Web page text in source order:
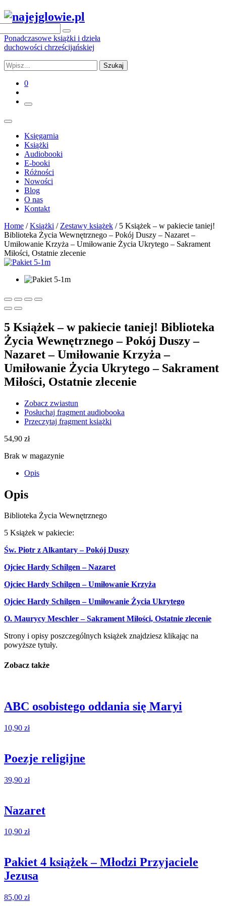
Ponadczasowe książki i dzieła
duchowości chrześcijańskiej
Szukaj
0
Księgarnia
Książki
Audiobooki
E-booki
Różności
Nowości
Blog
O nas
Kontakt
Home /Książki / Zestawy książek / 5 Książek – w pakiecie taniej!
Biblioteka Życia Wewnętrznego – Pokój Duszy – Nazaret –
Umiłowanie Krzyża – Umiłowanie Życia Ukrytego – Sakrament
Miłości, Ostatnie zlecenie
5 Książek – w pakiecie taniej! Biblioteka
Życia Wewnętrznego – Pokój Duszy –
Nazaret – Umiłowanie Krzyża –
Umiłowanie Życia Ukrytego – Sakrament
Miłości, Ostatnie zlecenie
Zobacz zwiastun
Posłuchaj fragment audiobooka
Przeczytaj fragment książki
54,90 zł
Brak w magazynie
Opis
Opis
Biblioteka Życia Wewnętrznego
5 Książek w pakiecie:
Św. Piotr z Alkantary – Pokój Duszy
Ojciec Hardy Schilgen – Nazaret
Ojciec Hardy Schilgen – Umiłowanie Krzyża
Ojciec Hardy Schilgen – Umiłowanie Życia Ukrytego
O. Maurycy Meschler – Sakrament Miłości, Ostatnie zlecenie
Strony i opisy poszczególnych książek znajdziesz klikając na
powyższe tytuły.
Zobacz także
ABC osobistego oddania się Maryi
10,90 zł
Poezje religijne
39,90 zł
Nazaret
10,90 zł
Pakiet 4 książek – Młodzi Przyjaciele
Jezusa
85,00 zł